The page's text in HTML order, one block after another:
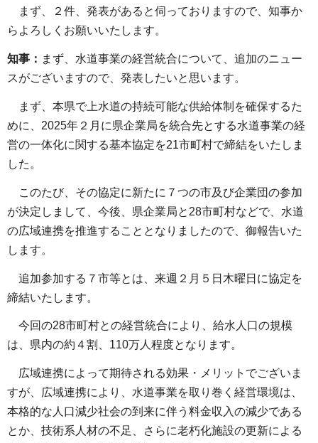
まず、２件、発表があると伺っておりますので、知事か
らよろしくお願いいたします。
知事： まず、水道事業の経営統合について、追加のニュー
スがございますので、発表したいと思います。
まず、本県で上水道の持続可能な供給体制を確保するた
めに、2025年２月に県企業局を統合先とする水道事業の経
営の一体化に関する基本協定を21市町村で締結をいたしま
した。
このたび、その協定に新たに７つの市及び企業団の参加
が決定しまして、今後、県企業局と28市町村などで、水道
の広域連携を推進することとなりましたので、御報告いた
します。
追加参加する７市等とは、来週２月５日木曜日に協定を
締結いたします。
今回の28市町村との経営統合により、給水人口の規模
は、県内の約４割、110万人程度となります。
広域連携によって期待される効果・メリットでございま
すが、広域連携により、水道事業を取り巻く経営環境は、
本格的な人口減少社会の到来に伴う料金収入の減少である
とか、技術系人材の不足、さらに老朽化施設の更新による